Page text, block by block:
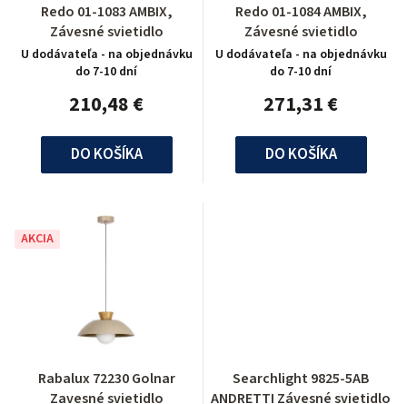
Redo 01-1083 AMBIX,
Závesné svietidlo
U dodávateľa - na objednávku
do 7-10 dní
210,48 €
DO KOŠÍKA
Redo 01-1084 AMBIX,
Závesné svietidlo
U dodávateľa - na objednávku
do 7-10 dní
271,31 €
DO KOŠÍKA
AKCIA
Rabalux 72230 Golnar
Zavesné svietidlo
Searchlight 9825-5AB
ANDRETTI Závesné svietidlo